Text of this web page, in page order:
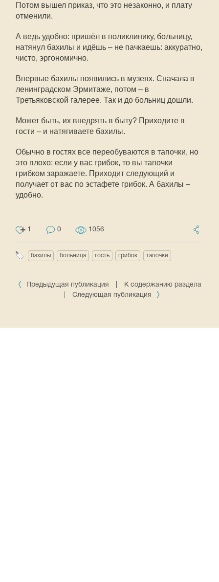
Потом вышел приказ, что это незаконно, и плату
отменили.
А ведь удобно: пришёл в поликлинику, больницу,
натянул бахилы и идёшь – не пачкаешь: аккуратно,
чисто, эргономично.
Впервые бахилы появились в музеях. Сначала в
ленинградском Эрмитаже, потом – в
Третьяковской галерее. Так и до больниц дошли.
Может быть, их внедрять в быту? Приходите в
гости – и натягиваете бахилы.
Обычно в гостях все переобуваются в тапочки, но
это плохо: если у вас грибок, то вы тапочки
грибком заражаете. Приходит следующий и
получает от вас по эстафете грибок. А бахилы –
удобно.
1 0 1056
бахилы больница гость грибок тапочки
Предыдущая публикация
К содержанию раздела
Следующая публикация